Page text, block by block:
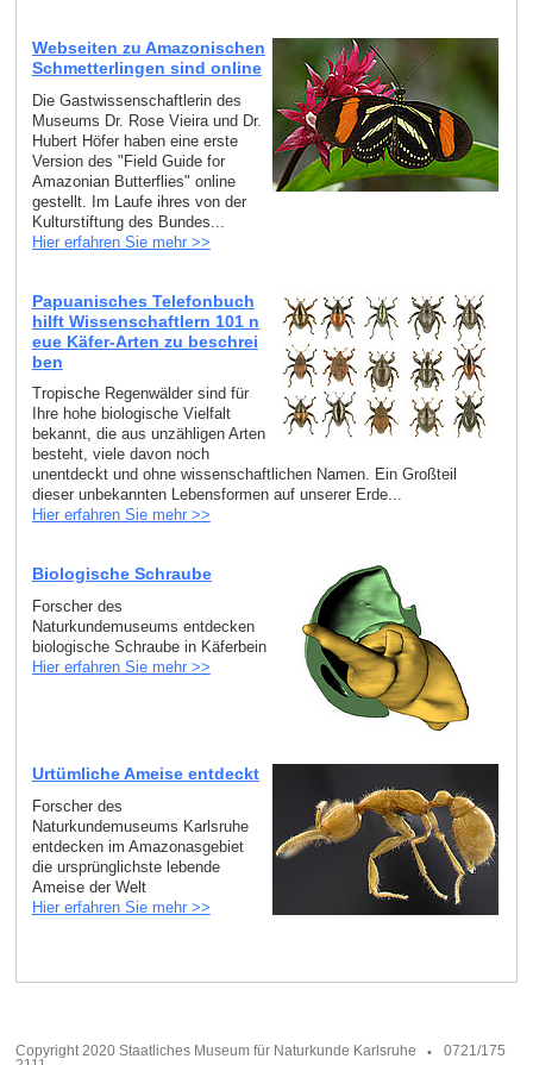
Webseiten zu Amazonischen
Schmetterlingen sind online
Die Gastwissenschaftlerin des
Museums Dr. Rose Vieira und Dr.
Hubert Höfer haben eine erste
Version des "Field Guide for
Amazonian Butterflies" online
gestellt. Im Laufe ihres von der
Kulturstiftung des Bundes...
Hier erfahren Sie mehr >>
Papuanisches Telefonbuch
hilft Wissenschaftlern 101 n
eue Käfer-Arten zu beschrei
ben
Tropische Regenwälder sind für
Ihre hohe biologische Vielfalt
bekannt, die aus unzähligen Arten
besteht, viele davon noch
unentdeckt und ohne wissenschaftlichen Namen. Ein Großteil
dieser unbekannten Lebensformen auf unserer Erde...
Hier erfahren Sie mehr >>
Biologische Schraube
Forscher des
Naturkundemuseums entdecken
biologische Schraube in Käferbein
Hier erfahren Sie mehr >>
Urtümliche Ameise entdeckt
Forscher des
Naturkundemuseums Karlsruhe
entdecken im Amazonasgebiet
die ursprünglichste lebende
Ameise der Welt
Hier erfahren Sie mehr >>
Copyright 2020 Staatliches Museum für Naturkunde Karlsruhe
0721/175